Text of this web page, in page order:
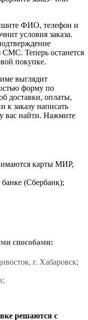
ФИО, телефон и
условия заказа.
СМС. Теперь останется
покупке.
выглядит
форму по
доставки, оплаты,
к заказу написать
вас найти. Нажмите
карты МИР,
(Сбербанк);
способами:
г. Хабаровск;
решаются с